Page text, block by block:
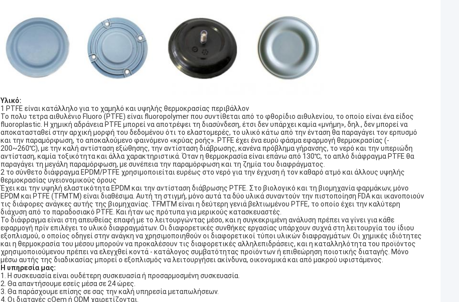
Υλικό:
1 PTFE είναι κατάλληλο για το χαμηλό και υψηλής θερμοκρασίας περιβάλλον
Το πολυ τετρα αιθυλένιο Fluoro (PTFE) είναι fluoropolymer που συντίθεται από το φθορίδιο αιθυλενίου, το οποίο είναι ένα είδος
fluoroplastic. Η χημική αδράνεια PTFE μπορεί να αποτρέψει τη διασύνδεση, έτσι δεν υπάρχει καμία «μνήμη», δηλ., δεν μπορεί να
αποκατασταθεί στην αρχική μορφή του δεδομένου ότι το ελαστομερές, το υλικό κάτω από την ένταση θα παραγάγει τον ερπυσμό
και την παραμόρφωση, το αποκαλούμενο φαινόμενο «κρύας ροής». PTFE έχει ένα ευρύ φάσμα εφαρμογή θερμοκρασίας (-
200~260℃), με την καλή αντίσταση εξώθησης, την αντίσταση διάβρωσης, κανένα πρόβλημα γήρανσης, το νερό και την υπεριώδη
αντίσταση, καμία τοξικότητα και άλλα χαρακτηριστικά. Όταν η θερμοκρασία είναι επάνω από 130℃, το απλό διάφραγμα PTFE θα
παραγάγει τη μεγάλη παραμόρφωση, με συνέπεια την παραμόρφωση και τη ζημία του διαφράγματος.
2 το σύνθετο διάφραγμα EPDM/PTFE χρησιμοποιείται ευρέως στο νερό για την έγχυση ή τον καθαρό ατμό και άλλους υψηλής
θερμοκρασίας υγειονομικούς όρους
Έχει και την υψηλή ελαστικότητα EPDM και την αντίσταση διάβρωσης PTFE. Στο βιολογικό και τη βιομηχανία φαρμάκων, μόνο
EPDM και PTFE (TFMTM) είναι διαθέσιμα. Αυτή τη στιγμή, μόνο αυτά τα δύο υλικά συναντούν την πιστοποίηση FDA και ικανοποιούν
τις διάφορες ανάγκες αυτής της βιομηχανίας. TFMTM είναι η δεύτερη γενιά βελτιωμένου PTFE, το οποίο έχει την καλύτερη
διάχυση από το παραδοσιακό PTFE. Και ήταν ως πρότυπα για μερικούς κατασκευαστές.
Το διάφραγμα είναι στη απευθείας επαφή με το λειτουργώντας μέσο, και η συγκεκριμένη ανάλυση πρέπει να γίνει για κάθε
εφαρμογή πρίν επιλέγει το υλικό διαφραγμάτων. Οι διαφορετικές συνθήκες εργασίας υπάρχουν συχνά στη λειτουργία του ίδιου
εξοπλισμού, ο οποίος οδηγεί στην ανάγκη να χρησιμοποιηθούν οι διαφορετικοί τύποι υλικών διαφραγμάτων. Οι χημικές ιδιότητες
και η θερμοκρασία του μέσου μπορούν να προκαλέσουν τις διαφορετικές αλληλεπιδράσεις, και η καταλληλότητα του προϊόντος
χρησιμοποιούμενου πρέπει να ελεγχθεί κοντά - κατάλογος συμβατότητας προϊόντων ή επιθεώρηση ποιοτικής διαταγής. Μόνο
μέσω αυτής της διαδικασίας μπορεί ο εξοπλισμός να λειτουργήσει ακίνδυνα, οικονομικά και από μακρού υφιστάμενος.
Η υπηρεσία μας:
1. Η συσκευασία είναι ουδέτερη συσκευασία ή προσαρμοσμένη συσκευασία.
2. Θα απαντήσουμε εσείς μέσα σε 24 ώρες.
3. Θα παράσχουμε επίσης σε σας την καλή υπηρεσία μεταπωλήσεων.
4. Οι διαταγές cOem ή ODM χαιρετίζονται.